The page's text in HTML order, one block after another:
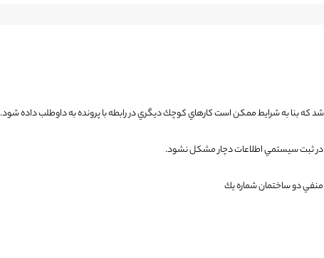
كه بنا به شرايط ممكن است كارهاي كوچك ديگري در رابطه با پرونده به داوطلب داده شود.
در ثبت سيستمي اطلاعات دچار مشكل نشود.
دو ساختمان شماره يك